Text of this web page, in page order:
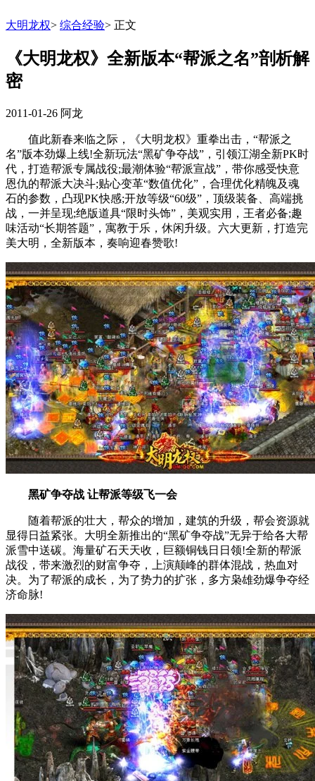
大明龙权> 综合经验> 正文
《大明龙权》全新版本“帮派之名”剖析解
密
2011-01-26 阿龙
值此新春来临之际，《大明龙权》重拳出击，“帮派之
名”版本劲爆上线!全新玩法“黑矿争夺战”，引领江湖全新PK时
代，打造帮派专属战役;最潮体验“帮派宣战”，带你感受快意
恩仇的帮派大决斗;贴心变革“数值优化”，合理优化精魄及魂
石的参数，凸现PK快感;开放等级“60级”，顶级装备、高端挑
战，一并呈现;绝版道具“限时头饰”，美观实用，王者必备;趣
味活动“长期答题”，寓教于乐，休闲升级。六大更新，打造完
美大明，全新版本，奏响迎春赞歌!
黑矿争夺战 让帮派等级飞一会
随着帮派的壮大，帮众的增加，建筑的升级，帮会资源就
显得日益紧张。大明全新推出的“黑矿争夺战”无异于给各大帮
派雪中送碳。海量矿石天天收，巨额铜钱日日领!全新的帮派
战役，带来激烈的财富争夺，上演颠峰的群体混战，热血对
决。为了帮派的成长，为了势力的扩张，多方枭雄劲爆争夺经
济命脉!